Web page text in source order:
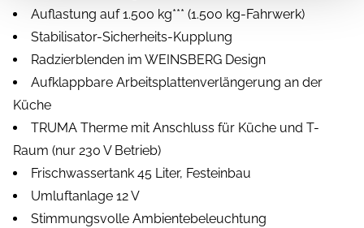
Auflastung auf 1.500 kg*** (1.500 kg-Fahrwerk)
Stabilisator-Sicherheits-Kupplung
Radzierblenden im WEINSBERG Design
Aufklappbare Arbeitsplattenverlängerung an der
Küche
TRUMA Therme mit Anschluss für Küche und T-
Raum (nur 230 V Betrieb)
Frischwassertank 45 Liter, Festeinbau
Umluftanlage 12 V
Stimmungsvolle Ambientebeleuchtung